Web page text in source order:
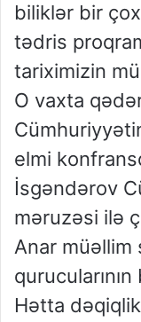
biliklər bir
tədris
tariximizin
O vaxta
elmi
İsgəndərov
məruzəsi ilə
Anar müəllim
Hətta